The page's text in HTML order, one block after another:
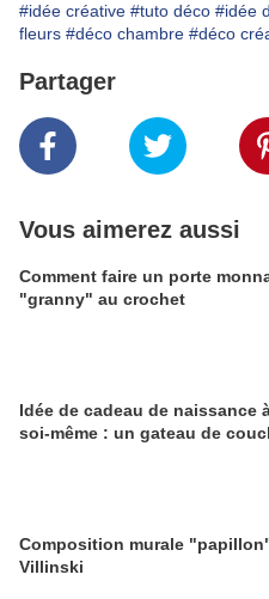
#idée créative #tuto déco #idée
fleurs #déco chambre #déco
Partager
Vous aimerez aussi
Comment faire un porte
"granny" au crochet
Idée de cadeau de naissance
soi-même : un gateau de
Composition murale
Villinski